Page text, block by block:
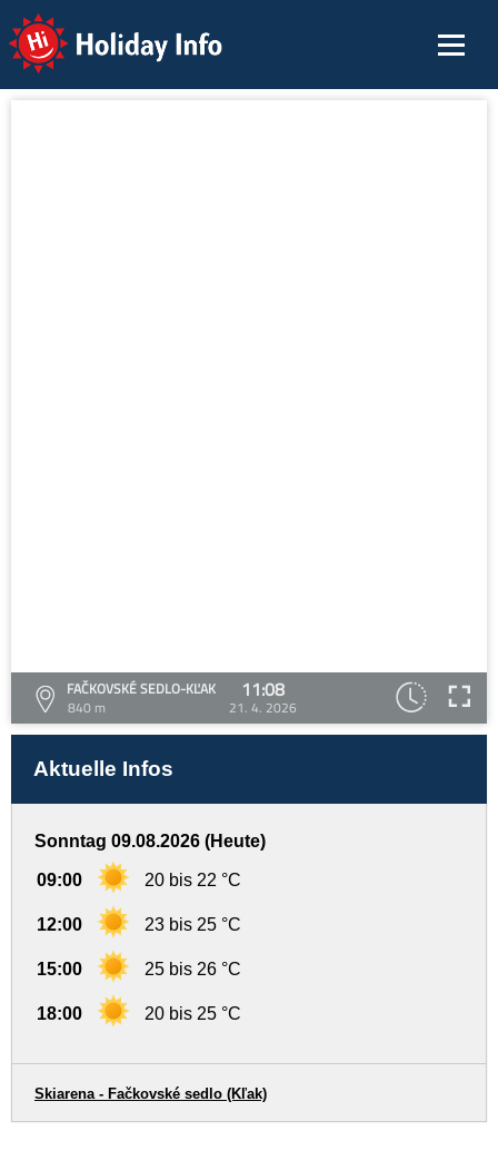
Holiday Info
FAČKOVSKÉ SEDLO-KĽAK
840 m
11:08
21. 4. 2026
Aktuelle Infos
Sonntag 09.08.2026 (Heute)
09:00 20 bis 22 °C
12:00 23 bis 25 °C
15:00 25 bis 26 °C
18:00 20 bis 25 °C
Skiarena - Fačkovské sedlo (Kľak)